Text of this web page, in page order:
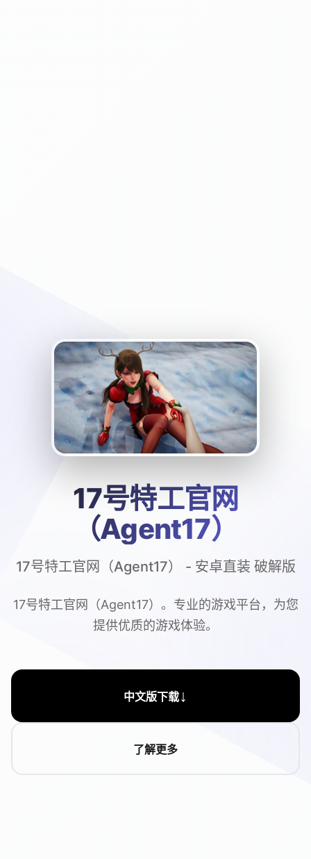
17号特工官网
（Agent17）
17号特工官网（Agent17） - 安卓直装 破解版
17号特工官网（Agent17）。专业的游戏平台，为您
提供优质的游戏体验。
中文版下载↓
了解更多